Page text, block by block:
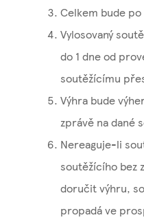
Celkem bude
Vylosovaný
do 1 dne od
soutěžícímu
Výhra bude
zprávě na dané
Nereaguje-li
soutěžícího bez
doručit výhru,
propadá ve